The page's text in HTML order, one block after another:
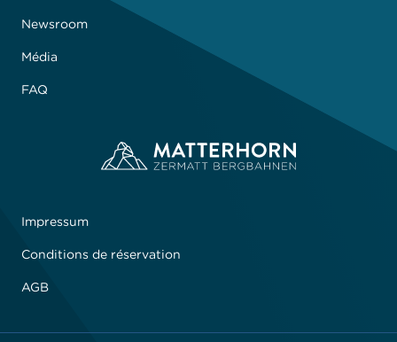
Newsroom
Média
FAQ
Impressum
Conditions de réservation
AGB